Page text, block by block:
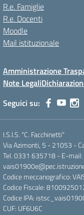
R.e. Famiglie
R.e. Docenti
Moodle
Mail istituzionale
Amministrazione
Note Legali
Seguici su:
I.S.I.S. "C. Facchinetti"
Via Azimonti, 5 - 21053 -
Tel. 0331 635718 - E-
Codice meccanografico:
Codice Fiscale:
Codice IPA:
CUF: UF6U6C